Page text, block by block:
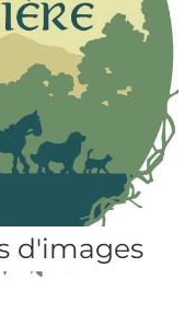
d'images